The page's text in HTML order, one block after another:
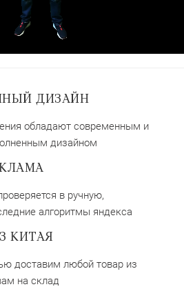
ДИЗАЙН
обладают современным и
дизайном
в ручную,
алгоритмы яндекса
КИТАЯ
доставим любой товар из
на склад